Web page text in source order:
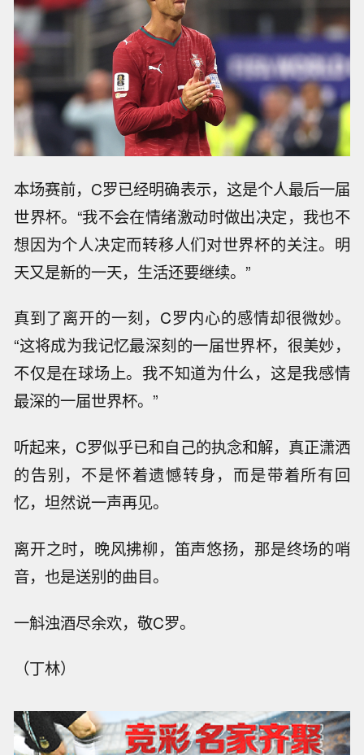
本场赛前，C罗已经明确表示，这是个人最后一届
世界杯。“我不会在情绪激动时做出决定，我也不
想因为个人决定而转移人们对世界杯的关注。明
天又是新的一天，生活还要继续。”
真到了离开的一刻，C罗内心的感情却很微妙。
“这将成为我记忆最深刻的一届世界杯，很美妙，
不仅是在球场上。我不知道为什么，这是我感情
最深的一届世界杯。”
听起来，C罗似乎已和自己的执念和解，真正潇洒
的告别，不是怀着遗憾转身，而是带着所有回
忆，坦然说一声再见。
离开之时，晚风拂柳，笛声悠扬，那是终场的哨
音，也是送别的曲目。
一斛浊酒尽余欢，敬C罗。
（丁林）